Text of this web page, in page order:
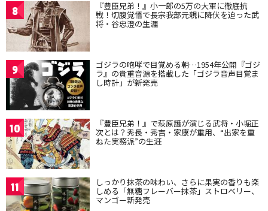
8 『豊臣兄弟！』小一郎の5万の大軍に徹底抗
戦！切腹覚悟で長宗我部元親に降伏を迫った武
将・谷忠澄の生涯
9 ゴジラの咆哮で目覚める朝…1954年公開『ゴジ
ラ』の貴重音源を搭載した「ゴジラ音声目覚ま
し時計」が新発売
10 『豊臣兄弟！』で萩原護が演じる武将・小堀正
次とは？秀長・秀吉・家康が重用、“出家を重
ねた実務派”の生涯
11 しっかり抹茶の味わい、さらに果実の香りも楽
しめる「無糖フレーバー抹茶」ストロベリー、
マンゴー新発売